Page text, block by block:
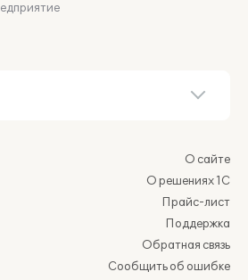
О сайте
О решениях 1С
Прайс-лист
Поддержка
Обратная связь
Сообщить об ошибке